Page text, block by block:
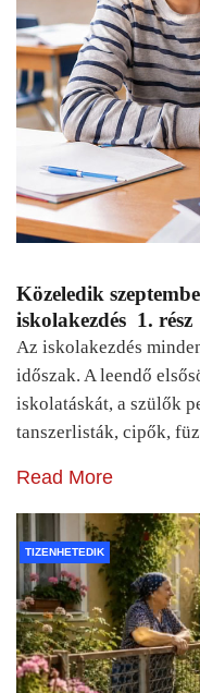
Közeledik
iskolakezdés 1. rész
Az iskolakezdés
időszak. A leendő
iskolatáskát, a szülők
tanszerlisták, cipők,
Read More
TIZENHETEDIK